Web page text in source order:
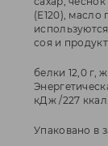
(Е120), масло
соя и
белки 12,0 г,
кДж /227 ккал.
Упаковано в